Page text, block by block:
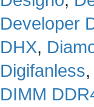
Developer
DHX,
Digifanless
DIMM